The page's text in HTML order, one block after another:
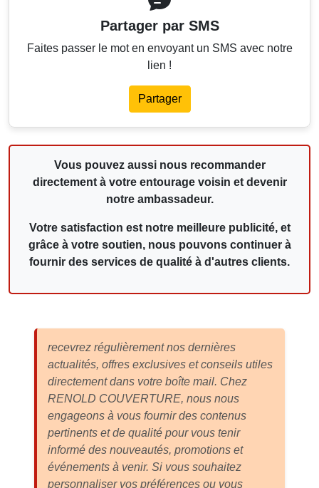
Partager par SMS
Faites passer le mot en envoyant un SMS avec notre
lien !
Partager
Vous pouvez aussi nous recommander
directement à votre entourage voisin et devenir
notre ambassadeur.
Votre satisfaction est notre meilleure publicité, et
grâce à votre soutien, nous pouvons continuer à
fournir des services de qualité à d'autres clients.
recevrez régulièrement nos dernières
actualités, offres exclusives et conseils utiles
directement dans votre boîte mail. Chez
RENOLD COUVERTURE, nous nous
engageons à vous fournir des contenus
pertinents et de qualité pour vous tenir
informé des nouveautés, promotions et
événements à venir. Si vous souhaitez
personnaliser vos préférences ou vous